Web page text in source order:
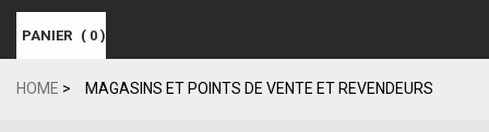
navigation
PANIER ( 0 )
HOME > MAGASINS ET POINTS DE VENTE ET REVENDEURS